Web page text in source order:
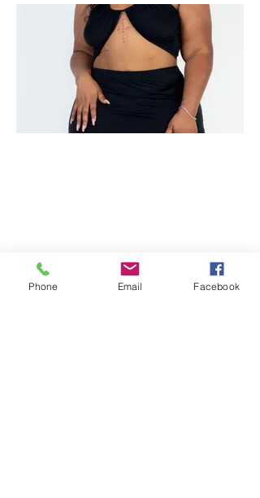
Phone Email Facebook